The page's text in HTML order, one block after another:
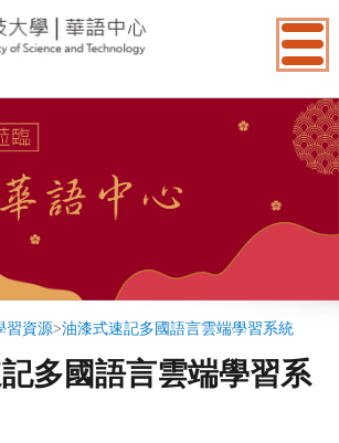
國語言雲端學習系
言雲端學習系統
seat/?